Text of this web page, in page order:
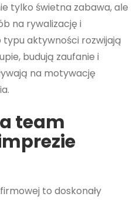
tylko świetna zabawa, ale
na rywalizację i
typu aktywności rozwijają
budują zaufanie i
na motywację
team
to doskonały